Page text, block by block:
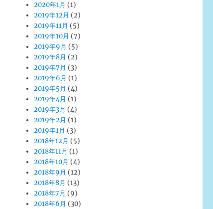
2020年1月 (1)
2019年12月 (2)
2019年11月 (5)
2019年10月 (7)
2019年9月 (5)
2019年8月 (2)
2019年7月 (3)
2019年6月 (1)
2019年5月 (4)
2019年4月 (1)
2019年3月 (4)
2019年2月 (1)
2019年1月 (3)
2018年12月 (5)
2018年11月 (1)
2018年10月 (4)
2018年9月 (12)
2018年8月 (13)
2018年7月 (9)
2018年6月 (30)